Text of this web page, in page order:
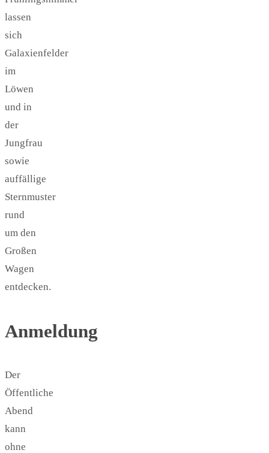
lassen
sich
Galaxienfelder
im
Löwen
und in
der
Jungfrau
sowie
auffällige
Sternmuster
rund
um den
Großen
Wagen
entdecken.
Anmeldung
Der
Öffentliche
Abend
kann
ohne